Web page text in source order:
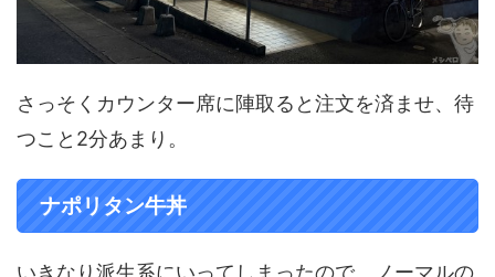
さっそくカウンター席に陣取ると注文を済ませ、待
つこと2分あまり。
ナポリタン牛丼
いきなり派生系にいってしまったので、ノーマルの